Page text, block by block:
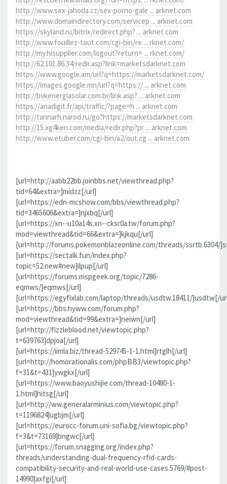
http://www.sex-jahoda.cz/sex-porno-gale ... arknet.com
http://www.domaindirectory.com/servicep ... arknet.com
https://skyland.ru/bitrix/redirect.php? ... arknet.com
http://www.fouillez-tout.com/cgi-bin/re ... rknet.com/
http://my.hisupplier.com/logout?return= ... rknet.com/
http://62.101.86.34/redir.asp?link=marketsdarknet.com
https://www.google.am/url?q=https://marketsdarknet.com/
https://images.google.mn/url?q=https:// ... arknet.com
http://bvkenergiasolar.com.br/link.asp? ... arknet.com
https://anadigit.fr/api/traffic/?page=h ... arknet.com
http://tannarh.narod.ru/go?https://marketsdarknet.com
http://15.xg4ken.com/media/redir.php?pr ... arknet.com
http://www.etuber.com/cgi-bin/a2/out.cg ... arknet.com
[url=http://aabb22bb.joinbbs.net/viewthread.php?
tid=64&extra=]midzz[/url]
[url=https://edn-mcshow.com/bbs/viewthread.php?
tid=3465606&extra=]njxbq[/url]
[url=https://xn--u10a14s.xn--cksr0a.tw/forum.php?
mod=viewthread&tid=66&extra=]kjkqu[/url]
[url=http://forums.pokemonblazeonline.com/threads/ssrtb.6304/
[url=https://sectalk.fun/index.php?
topic=52.new#new]ilpup[/url]
[url=https://forums.mspgeek.org/topic/7286-
eqmws/]eqmws[/url]
[url=https://egyfixlab.com/laptop/threads/usdtw.18411/]usdtw[/
[url=https://bbs.hyww.com/forum.php?
mod=viewthread&tid=99&extra=]neiwn[/url]
[url=http://fizzleblood.net/viewtopic.php?
t=639763]dpjoa[/url]
[url=https://iimla.biz/thread-529745-1-1.html]rtglh[/url]
[url=http://homorationalis.com/phpBB3/viewtopic.php?
f=31&t=431]ywgkx[/url]
[url=https://www.baoyushijie.com/thread-10480-1-
1.html]hitsg[/url]
[url=http://ww.generalarminius.com/viewtopic.php?
t=1196824]ugbjm[/url]
[url=https://eurocc-forum.uni-sofia.bg/viewtopic.php?
f=3&t=73169]bngwc[/url]
[url=https://forum.snagging.org/index.php?
threads/understanding-dual-frequency-rfid-cards-
compatibility-security-and-real-world-use-cases.5769/#post-
14990]axfgi[/url]